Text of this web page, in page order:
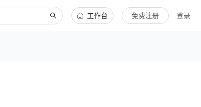
工作台 免费注册 登录